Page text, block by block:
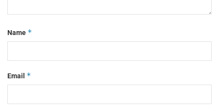
Name *
Email *